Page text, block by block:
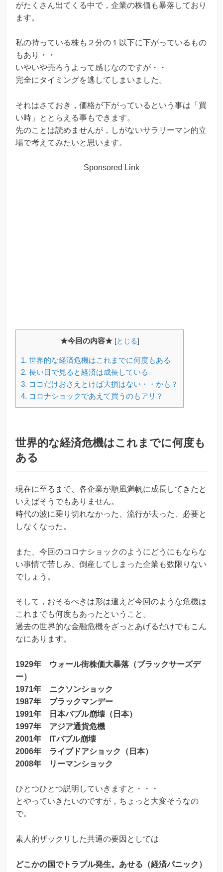
がたくさん出てくる中で，企業の株価も暴落しており
ます。
私の持っている株も２分の１以下に下がっているもの
もあり・・
いやいや売ろうよって感じなのですが・・
完全にタイミングを逃してしまいました。
それはさておき，価格が下がっているという事は「買
い時」ととらえる事もできます。
先のことは読めませんが，しがないサラリーマン的立
場で考えてみたいと思います。
Sponsored Link
★今回の内容★ [とじる]
1. 世界的な経済危機はこれまでに何度もある
2. 長い目で見ると経済は成長している
3. ココだけおさえとけば大損はない・・かも？
4. コロナショックであえて買うのもアリ？
世界的な経済危機はこれまでに何度も
ある
現在に至るまで、各企業が順風満帆に成長してきたと
いえばそうでもありません。
時代の波に乗り切れなかった、流行が去った、必要と
しなくなった。
また、今回のコロナショックのようにどうにもならな
い事情で苦しみ、倒産してしまった企業も数限りない
でしょう。
そして，おそるべきは形は違えど今回のような危機は
これまでも何度もあったということ。
過去の世界的な金融危機をざっとあげるだけでもこん
なにあります。
1929年 ウォール街株価大暴落（ブラックサーズデ
ー）
1971年 ニクソンショック
1987年 ブラックマンデー
1991年 日本バブル崩壊（日本）
1997年 アジア通貨危機
2001年 ITバブル崩壊
2006年 ライブドアショック（日本）
2008年 リーマンショック
ひとつひとつ説明していきますと・・・
とやっていきたいのですが，ちょっと大変そうなの
で。
素人的ザックリした共通の要因としては
どこかの国でトラブル発生。あせる（経済パニック）